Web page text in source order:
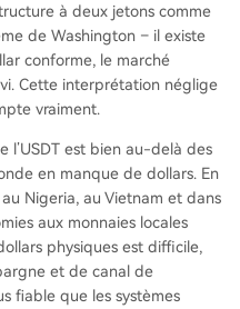
à deux jetons comme
de Washington – il existe
conforme, le marché
Cette interprétation néglige
vraiment.
l’USDT est bien au-delà des
en manque de dollars. En
Nigeria, au Vietnam et dans
aux monnaies locales
physiques est difficile,
et de canal de
fiable que les systèmes